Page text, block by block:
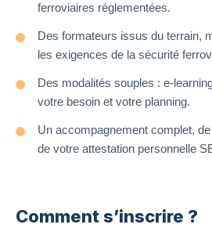
ferroviaires réglementées.
Des formateurs issus du terrain,
les exigences de la sécurité
Des modalités souples : e-
votre besoin et votre planning.
Un accompagnement complet, de
de votre attestation personnelle
Comment s’inscrire ?